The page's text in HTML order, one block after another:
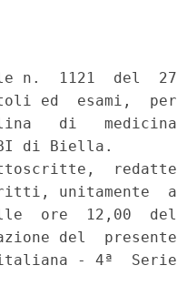
n.  1121  del  27
ed  esami,  per
di   medicina
di Biella.
redatte
unitamente  a
ore  12,00  del
del  presente
- 4ª  Serie